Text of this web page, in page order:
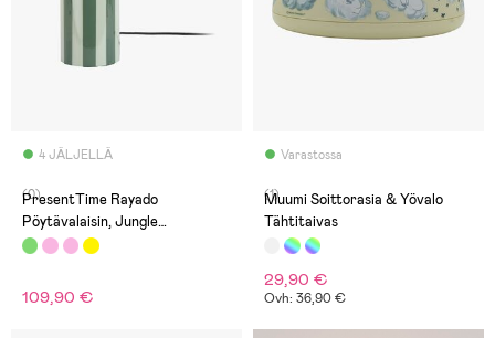
4 JÄLJELLÄ
(0)
PresentTime Rayado
Pöytävalaisin, Jungle
Green/Grayed Jade
109,90 €
Varastossa
(1)
Muumi Soittorasia & Yövalo
Tähtitaivas
29,90 €
Ovh: 36,90 €